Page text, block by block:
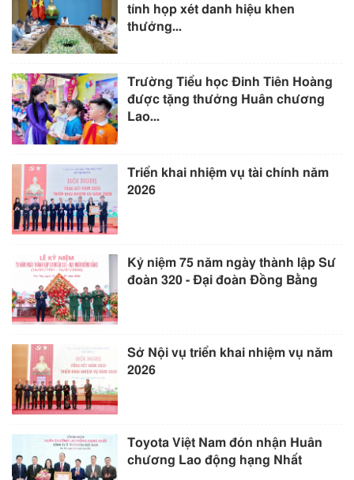
tỉnh họp xét danh hiệu khen
thưởng...
Trường Tiểu học Đinh Tiên Hoàng
được tặng thưởng Huân chương
Lao...
Triển khai nhiệm vụ tài chính năm
2026
Kỷ niệm 75 năm ngày thành lập Sư
đoàn 320 - Đại đoàn Đồng Bằng
Sở Nội vụ triển khai nhiệm vụ năm
2026
Toyota Việt Nam đón nhận Huân
chương Lao động hạng Nhất